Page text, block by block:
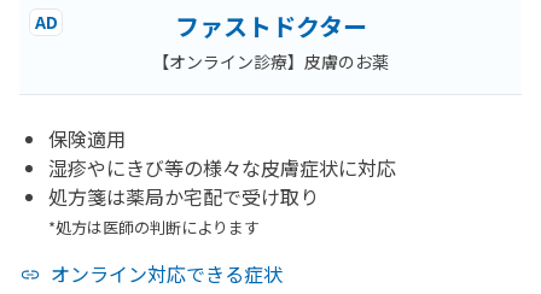
AD ファストドクター
【オンライン診療】皮膚のお薬
保険適用
湿疹やにきび等の様々な皮膚症状に対応
処方箋は薬局か宅配で受け取り
*処方は医師の判断によります
オンライン対応できる症状